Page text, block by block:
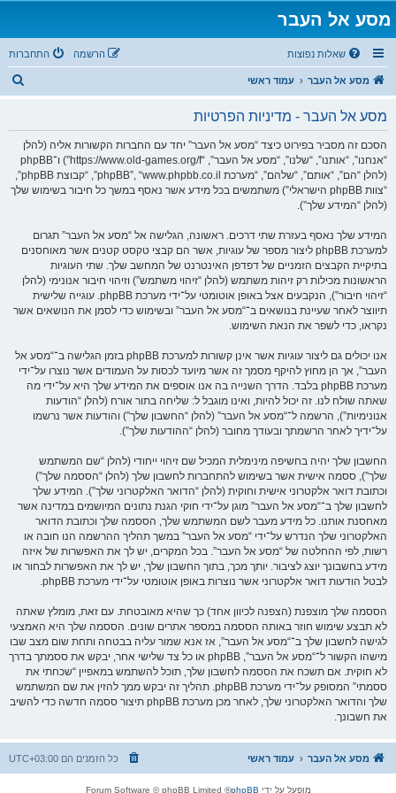
מסע אל העבר
שאלות נפוצות התחברות הרשמה
מסע אל העבר עמוד ראשי
מסע אל העבר - מדיניות הפרטיות
הסכם זה מסביר בפירוט כיצד “מסע אל העבר” יחד עם החברות הקשורות אליה (להלן
“אנחנו”, “אותנו”, “שלנו”, “מסע אל העבר”, “https://www.old-games.org/f”) ו־phpBB
(להלן “הם”, “אותם”, “שלהם”, “מערכת phpBB”, “www.phpbb.co.il”, “קבוצת phpBB”,
“צוות phpBB הישראלי”) משתמשים בכל מידע אשר נאסף במשך כל חיבור בשימוש שלך
(להלן “המידע שלך”).
המידע שלך נאסף בעזרת שתי דרכים. ראשונה, הגלישה אל “מסע אל העבר” תגרום
למערכת phpBB ליצור מספר של עוגיות, אשר הם קבצי טקסט קטנים אשר מאוחסנים
בתיקיית הקבצים הזמניים של דפדפן האינטרנט של המחשב שלך. שתי העוגיות
הראשונות מכילות רק זיהות משתמש (להלן “זיהוי משתמש”) וזיהוי חיבור אנונימי (להלן
“זיהוי חיבור”), הנקבעים אצל באופן אוטומטי על־ידי מערכת phpBB. עוגייה שלישית
תיווצר לאחר שעיינת בנושאים ב־“מסע אל העבר” ובשימוש כדי לסמן את הנושאים אשר
נקראו, כדי לשפר את הנאת השימוש.
אנו יכולים גם ליצור עוגיות אשר אינן קשורות למערכת phpBB בזמן הגלישה ב־“מסע אל
העבר”, אך הן מחוץ להיקף מסמך זה אשר מיועד לכסות על העמודים אשר נוצרו על־ידי
מערכת phpBB בלבד. הדרך השנייה בה אנו אוספים את המידע שלך היא על־ידי מה
שאתה שולח לנו. זה יכול להיות, ואינו מוגבל ל: שליחה בתור אורח (להלן “הודעות
אנונימיות”), הרשמה ל־“מסע אל העבר” (להלן “החשבון שלך”) והודעות אשר נרשמו
על־ידיך לאחר הרשמתך ובעודך מחובר (להלן “ההודעות שלך”).
החשבון שלך יהיה בחשיפה מינימלית המכיל שם זיהוי ייחודי (להלן “שם המשתמש
שלך”), ססמה אישית אשר בשימוש להתחברות לחשבון שלך (להלן “הססמה שלך”)
וכתובת דואר אלקטרוני אישית וחוקית (להלן “הדואר האלקטרוני שלך”). המידע שלך
לחשבון שלך ב־“מסע אל העבר” מוגן על־ידי חוקי הגנת נתונים המיושמים במדינה אשר
מאחסנת אותנו. כל מידע מעבר לשם המשתמש שלך, הססמה שלך וכתובת הדואר
האלקטרוני שלך הנדרש על־ידי “מסע אל העבר” במשך תהליך ההרשמה הנו חובה או
רשות, לפי ההחלטה של “מסע אל העבר”. בכל המקרים, יש לך את האפשרות של איזה
מידע בחשבונך יוצג לציבור. יותך מכך, בתוך החשבון שלך, יש לך את האפשרות לבחור או
לבטל הודעות דואר אלקטרוני אשר נוצרות באופן אוטומטי על־ידי מערכת phpBB.
הססמה שלך מוצפנת (הצפנה לכיוון אחד) כך שהיא מאובטחת. עם זאת, מומלץ שאתה
לא תבצע שימוש חוזר באותה הססמה במספר אתרים שונים. הססמה שלך היא האמצעי
לגישה לחשבון שלך ב־“מסע אל העבר”, אז אנא שמור עליה בבטחה ותחת שום מצב שבו
מישהו הקשור ל־“מסע אל העבר”, phpBB או כל צד שלישי אחר, יבקש את ססמתך בדרך
לא חוקית. אם תשכח את הססמה לחשבון שלך, תוכל להשתמש במאפיין “שכחתי את
ססמתי” המסופק על־ידי מערכת phpBB. תהליך זה יבקש ממך להזין את שם המשתמש
שלך והדואר האלקטרוני שלך, לאחר מכן מערכת phpBB תיצור ססמה חדשה כדי להשיב
את חשבונך.
מסע אל העבר עמוד ראשי כל הזמנים הם UTC+03:00
מופעל על ידי phpBB
® Forum Software © phpBB Limited